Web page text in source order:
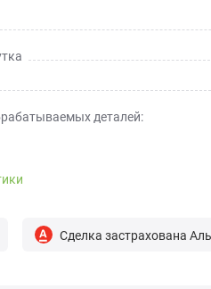
деталей:
Сделка застрахована